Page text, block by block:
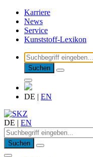
Karriere
News
Service
Kunststoff-Lexikon
Suchen
DE | EN
DE | EN
Suchen